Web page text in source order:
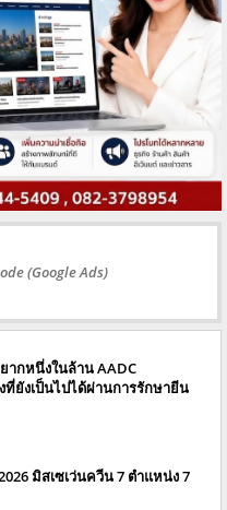
(Google Ads)
ากหนึ่งในล้าน AADC
ที่ยังเป็นไปได้ผ่านการรักษายีน
มิสเซเว่นควีน 7 ตำแหน่ง 7